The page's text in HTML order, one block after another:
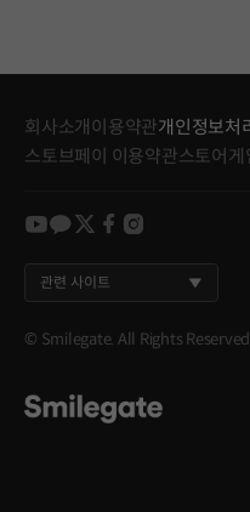
회사소개 이용약관개인정보처
스토브페이 이용약관스토어게
youtube
kakao
twitter
facebook
instagram
관련 사이트
© Smilegate. All Rights